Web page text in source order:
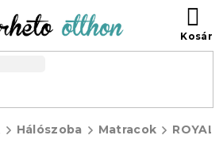
Hálószoba Matracok